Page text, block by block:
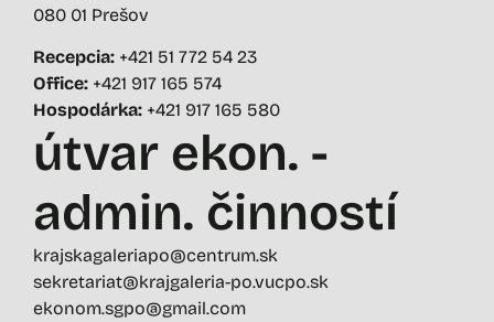
080 01 Prešov
Recepcia: +421 51 772 54 23
Office: +421 917 165 574
Hospodárka: +421 917 165 580
útvar ekon. -
admin. činností
krajskagaleriapo@centrum.sk
sekretariat@krajgaleria-po.vucpo.sk
ekonom.sgpo@gmail.com